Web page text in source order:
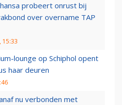
probeert onrust bij
over overname TAP
15:33
lounge op Schiphol opent
haar deuren
nu verbonden met